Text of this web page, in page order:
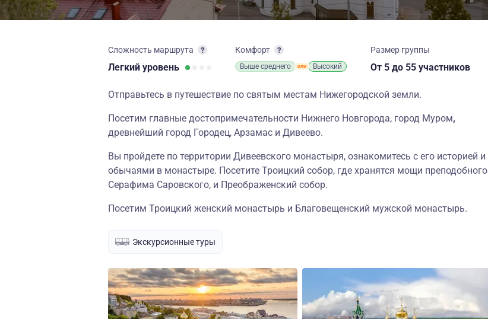
Сложность маршрута
Легкий уровень
Комфорт
Выше среднего Высокий
Размер группы
От 5 до 55 участников
Отправьтесь в путешествие по святым местам Нижегородской земли.
Посетим главные достопримечательности Нижнего Новгорода, город Муром,
древнейший город Городец, Арзамас и Дивеево.
Вы пройдете по территории Дивеевского монастыря, ознакомитесь с его историей и
обычаями в монастыре. Посетите Троицкий собор, где хранятся мощи преподобного
Серафима Саровского, и Преображенский собор.
Посетим Троицкий женский монастырь и Благовещенский мужской монастырь.
Экскурсионные туры